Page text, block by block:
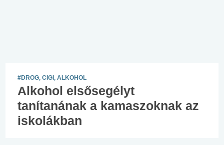
#DROG, CIGI, ALKOHOL
Alkohol elsősegélyt
tanítanának a kamaszoknak az
iskolákban